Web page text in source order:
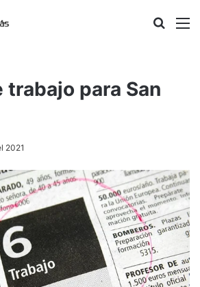
Buscar
trabajo para San
2021